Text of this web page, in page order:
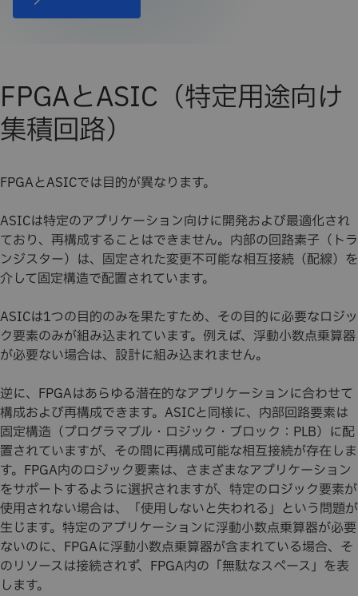
FPGAとASIC（特定用途向け
集積回路）
FPGAとASICでは目的が異なります。
ASICは特定のアプリケーション向けに開発および最適化され
ており、再構成することはできません。内部の回路素子（トラ
ンジスター）は、固定された変更不可能な相互接続（配線）を
介して固定構造で配置されています。
ASICは1つの目的のみを果たすため、その目的に必要なロジッ
ク要素のみが組み込まれています。例えば、浮動小数点乗算器
が必要ない場合は、設計に組み込まれません。
逆に、FPGAはあらゆる潜在的なアプリケーションに合わせて
構成および再構成できます。ASICと同様に、内部回路要素は
固定構造（プログラマブル・ロジック・ブロック：PLB）に配
置されていますが、その間に再構成可能な相互接続が存在しま
す。FPGA内のロジック要素は、さまざまなアプリケーション
をサポートするように選択されますが、特定のロジック要素が
使用されない場合は、「使用しないと失われる」という問題が
生じます。特定のアプリケーションに浮動小数点乗算器が必要
ないのに、FPGAに浮動小数点乗算器が含まれている場合、そ
のリソースは接続されず、FPGA内の「無駄なスペース」を表
します。